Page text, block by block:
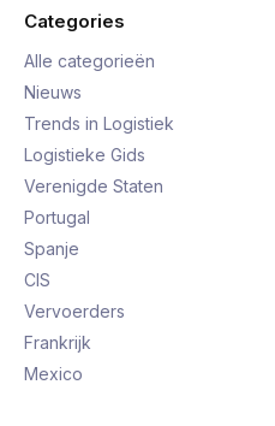
Categories
Alle categorieën
Nieuws
Trends in Logistiek
Logistieke Gids
Verenigde Staten
Portugal
Spanje
CIS
Vervoerders
Frankrijk
Mexico